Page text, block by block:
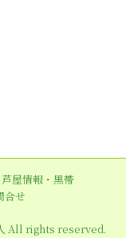
芦屋情報・黒帯
合せ
All rights reserved.